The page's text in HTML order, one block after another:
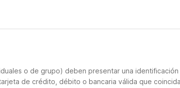
o de grupo) deben presentar una identificación
de crédito, débito o bancaria válida que